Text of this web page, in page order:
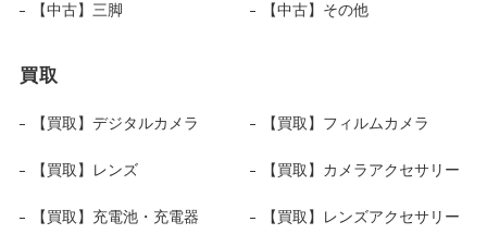
【中古】三脚 【中古】その他
買取
【買取】デジタルカメラ 【買取】フィルムカメラ
【買取】レンズ 【買取】カメラアクセサリー
【買取】充電池・充電器 【買取】レンズアクセサリー